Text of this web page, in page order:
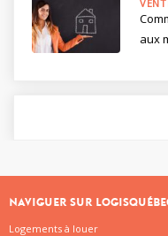
aux
NAVIGUER SUR
Logements à louer